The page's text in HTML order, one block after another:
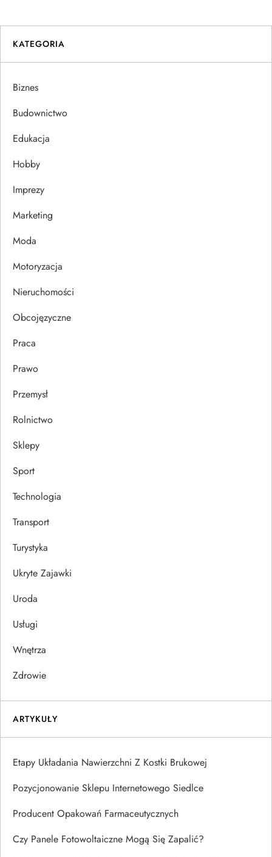
g
a
c
j
a
w
p
i
s
u
KATEGORIA
Biznes
Budownictwo
Edukacja
Hobby
Imprezy
Marketing
Moda
Motoryzacja
Nieruchomości
Obcojęzyczne
Praca
Prawo
Przemysł
Rolnictwo
Sklepy
Sport
Technologia
Transport
Turystyka
Ukryte Zajawki
Uroda
Usługi
Wnętrza
Zdrowie
ARTYKUŁY
Etapy Układania Nawierzchni Z Kostki Brukowej
Pozycjonowanie Sklepu Internetowego Siedlce
Producent Opakowań Farmaceutycznych
Czy Panele Fotowoltaiczne Mogą Się Zapalić?